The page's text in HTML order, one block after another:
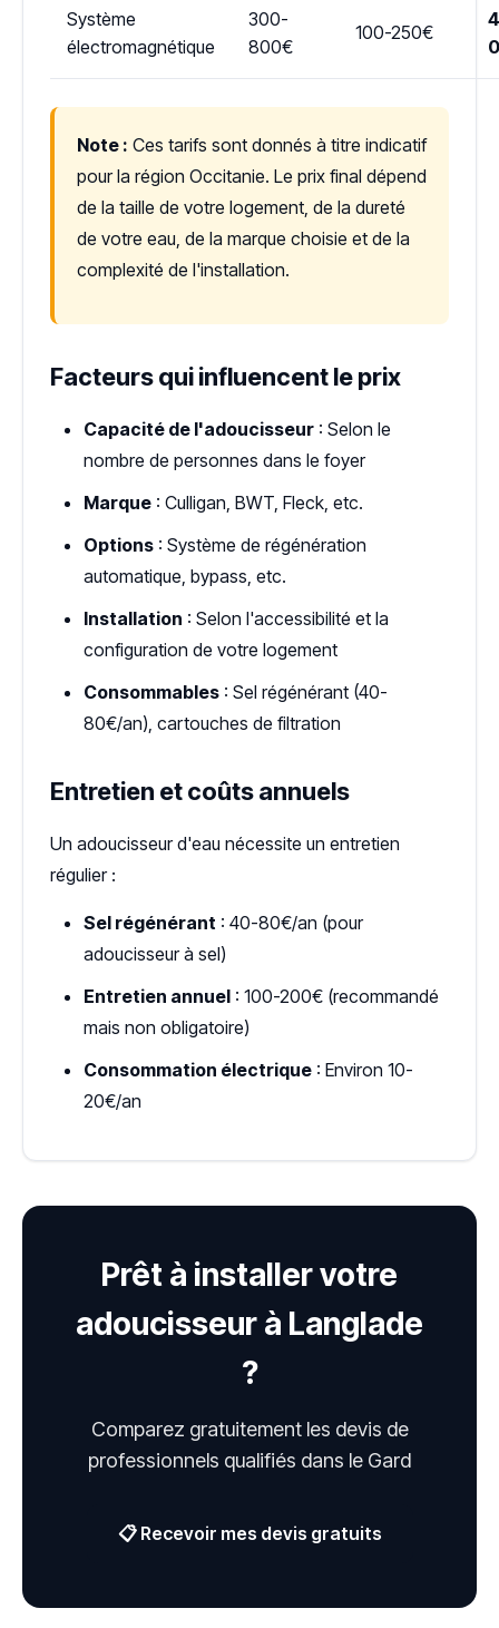
Système
électromagnétique
300-
800€
100-250€
Note : Ces tarifs sont donnés à titre indicatif
pour la région Occitanie. Le prix final dépend
de la taille de votre logement, de la dureté
de votre eau, de la marque choisie et de la
complexité de l'installation.
Facteurs qui influencent le prix
Capacité de l'adoucisseur : Selon le
nombre de personnes dans le foyer
Marque : Culligan, BWT, Fleck, etc.
Options : Système de régénération
automatique, bypass, etc.
Installation : Selon l'accessibilité et la
configuration de votre logement
Consommables : Sel régénérant (40-
80€/an), cartouches de filtration
Entretien et coûts annuels
Un adoucisseur d'eau nécessite un entretien
régulier :
Sel régénérant : 40-80€/an (pour
adoucisseur à sel)
Entretien annuel : 100-200€ (recommandé
mais non obligatoire)
Consommation électrique : Environ 10-
20€/an
Prêt à installer votre
adoucisseur à Langlade
?
Comparez gratuitement les devis de
professionnels qualifiés dans le Gard
📋 Recevoir mes devis gratuits